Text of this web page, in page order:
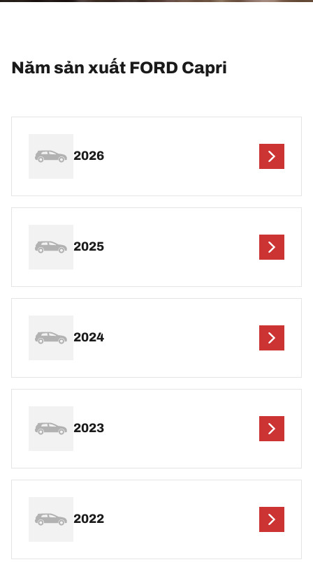
Năm sản xuất FORD Capri
2026
2025
2024
2023
2022